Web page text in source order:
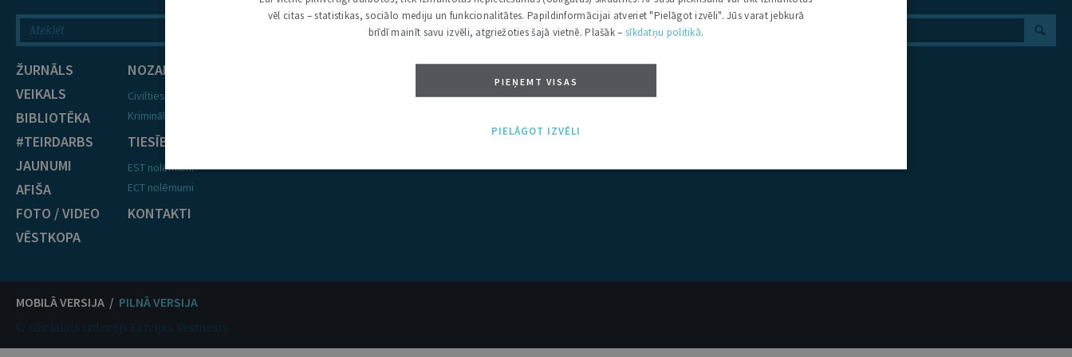
ŽURNĀLS
VEIKALS
BIBLIOTĒKA
#TEIRDARBS
JAUNUMI
AFIŠA
FOTO / VIDEO
VĒSTKOPA
NOZARES
Civiltiesības
Krimināltiesības
TIESĪBU PRAKSE
EST nolēmumi
ECT nolēmumi
KONTAKTI
MOBILĀ VERSIJA / PILNĀ VERSIJA
© Oficiālais izdevējs Latvijas Vēstnesis
vēl citas – statistikas, sociālo mediju un funkcionalitātes. Papildinformācijai atveriet "Pielāgot izvēli". Jūs varat jebkurā
brīdī mainīt savu izvēli, atgriežoties šajā vietnē. Plašāk – sīkdatņu politikā.
PIEŅEMT VISAS
PIELĀGOT IZVĒLI